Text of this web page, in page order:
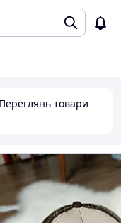
товари